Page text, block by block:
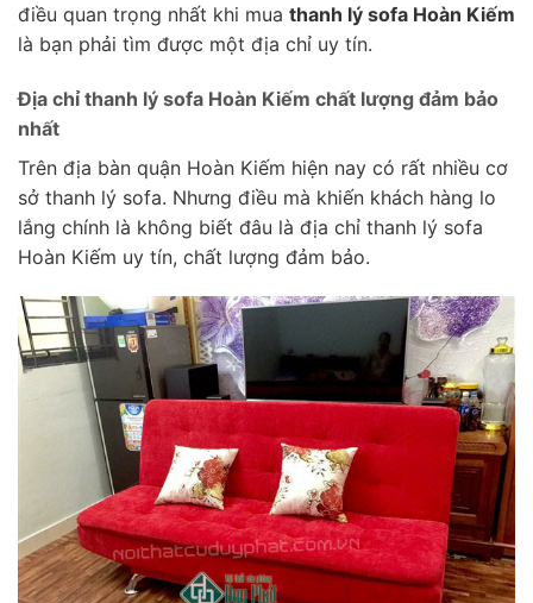
điều quan trọng nhất khi mua thanh lý sofa Hoàn Kiếm
là bạn phải tìm được một địa chỉ uy tín.
Địa chỉ thanh lý sofa Hoàn Kiếm chất lượng đảm bảo
nhất
Trên địa bàn quận Hoàn Kiếm hiện nay có rất nhiều cơ
sở thanh lý sofa. Nhưng điều mà khiến khách hàng lo
lắng chính là không biết đâu là địa chỉ thanh lý sofa
Hoàn Kiếm uy tín, chất lượng đảm bảo.